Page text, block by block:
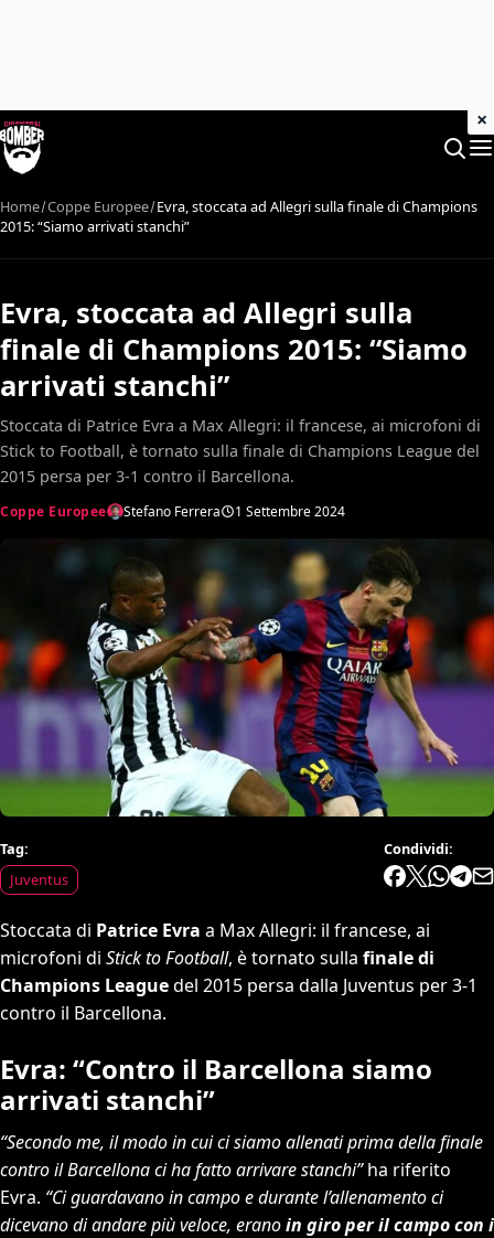
Home Coppe Europee Evra, stoccata ad Allegri sulla finale di Champions
2015: “Siamo arrivati stanchi”
Evra, stoccata ad Allegri sulla
finale di Champions 2015: “Siamo
arrivati stanchi”
Stoccata di Patrice Evra a Max Allegri: il francese, ai microfoni di
Stick to Football, è tornato sulla finale di Champions League del
2015 persa per 3-1 contro il Barcellona.
Coppe Europee Stefano Ferrera 1 Settembre 2024
Tag:
Juventus
Condividi:
Stoccata di Patrice Evra a Max Allegri: il francese, ai
microfoni di Stick to Football, è tornato sulla finale di
Champions Leaguedel 2015 persa dalla Juventus per 3-1
contro il Barcellona.
Evra: “Contro il Barcellona siamo
arrivati stanchi”
“Secondo me, il modo in cui ci siamo allenati prima della finale
contro il Barcellona ci ha fatto arrivare stanchi”ha riferito
Evra. “Ci guardavano in campo e durante l’allenamento ci
dicevano di andare più veloce, eranoin giro per il campo con i
×